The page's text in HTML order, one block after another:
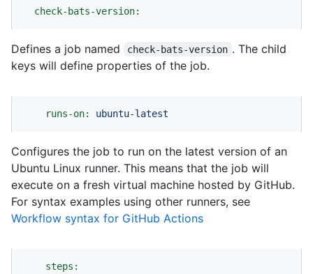
check-bats-version:
Defines a job named check-bats-version . The child
keys will define properties of the job.
runs-on: ubuntu-latest
Configures the job to run on the latest version of an
Ubuntu Linux runner. This means that the job will
execute on a fresh virtual machine hosted by GitHub.
For syntax examples using other runners, see
Workflow syntax for GitHub Actions
steps: